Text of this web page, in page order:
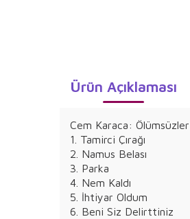
Ürün Açıklaması
Cem Karaca:
1. Tamirci Çırağı
2. Namus Belası
3. Parka
4. Nem Kaldı
5. İhtiyar Oldum
6. Beni Siz Delirttiniz